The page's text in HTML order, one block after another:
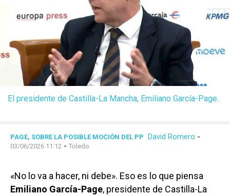
El presidente de Castilla-La Mancha, Emiliano García-Page.
PAGE, SOBRE LA POSIBLE MOCIÓN DEL PP David Romero -
03/06/2026 11:12 - Toledo
«No lo va a hacer, ni debe». Eso es lo que piensa
Emiliano García-Page, presidente de Castilla-La